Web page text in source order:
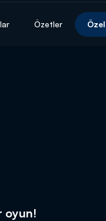
Özetler
oyun!